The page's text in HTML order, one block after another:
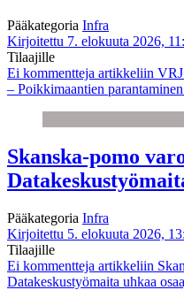
Pääkategoria Infra
Kirjoitettu 7. elokuuta 2026,
Tilaajille
Ei kommentteja artikkeliin
– Poikkimaantien
Skanska-pomo
Pääkategoria Infra
Kirjoitettu 5. elokuuta 2026,
Tilaajille
Ei kommentteja artikkeliin
Datakeskustyömaita uhkaa